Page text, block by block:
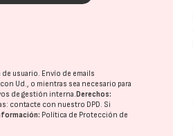
usuario. Envío de emails
Ud., o mientras sea necesario para
de gestión interna.Derechos:
contacte con nuestro DPD. Si
Política de Protección de